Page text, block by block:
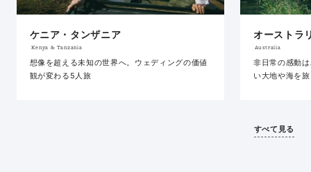
ケニア・タンザニア
Kenya & Tanzania
想像を超える未知の世界へ。ウェディングの価値
観が変わる5人旅
オーストラ
Australia
非日常の感動
い大地や海を
すべて見る